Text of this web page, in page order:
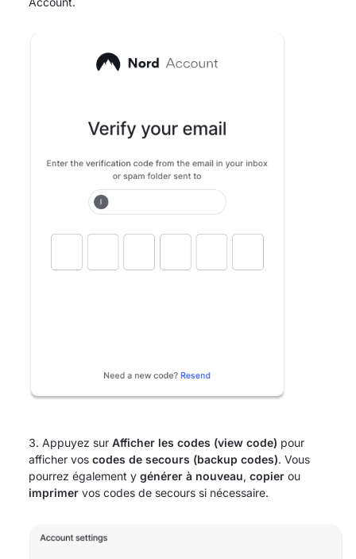
Appuyez sur Afficher les codes (view code) pour
afficher vos codes de secours (backup codes). Vous
pourrez également y générer à nouveau, copier ou
imprimer vos codes de secours si nécessaire.